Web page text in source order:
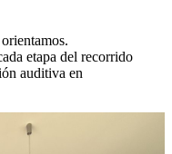
etapa del recorrido
auditiva en